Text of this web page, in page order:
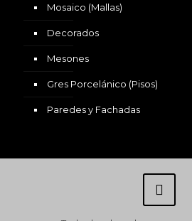
Mosaico (Mallas)
Decorados
Mesones
Gres Porcelánico (Pisos)
Paredes y Fachadas